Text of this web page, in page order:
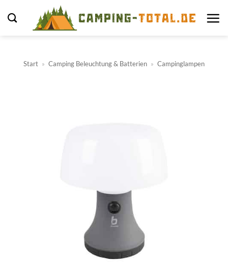
Inhalt
Start » Camping Beleuchtung & Batterien » Campinglampen